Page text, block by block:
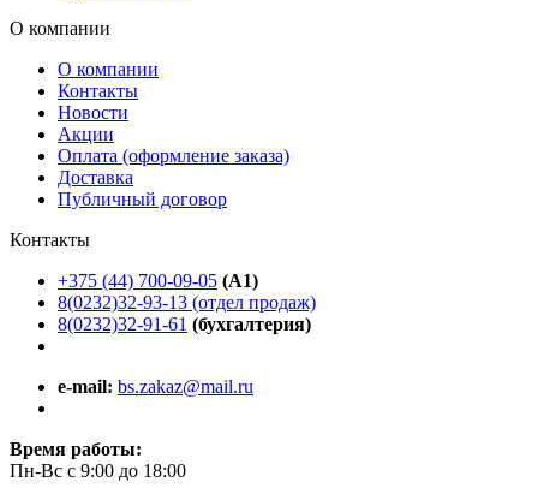
О компании
О компании
Контакты
Новости
Акции
Оплата (оформление заказа)
Доставка
Публичный договор
Контакты
+375 (44) 700-09-05 (A1)
8(0232)32-93-13 (отдел продаж)
8(0232)32-91-61 (бухгалтерия)
e-mail: bs.zakaz@mail.ru
Время работы:
Пн-Вс с 9:00 до 18:00